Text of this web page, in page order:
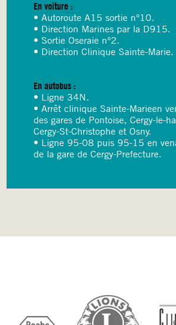
En voiture :
• Autoroute A15 sortie n°10.
• Direction Marines par la D915.
• Sortie Oseraie n°2.
• Direction Clinique Sainte-Marie.
En autobus :
• Ligne 34N.
• Arrêt clinique Sainte-Marieen
des gares de Pontoise, Cergy-le-
Cergy-St-Christophe et Osny.
• Ligne 95-08 puis 95-15 en
de la gare de Cergy-Prefecture.